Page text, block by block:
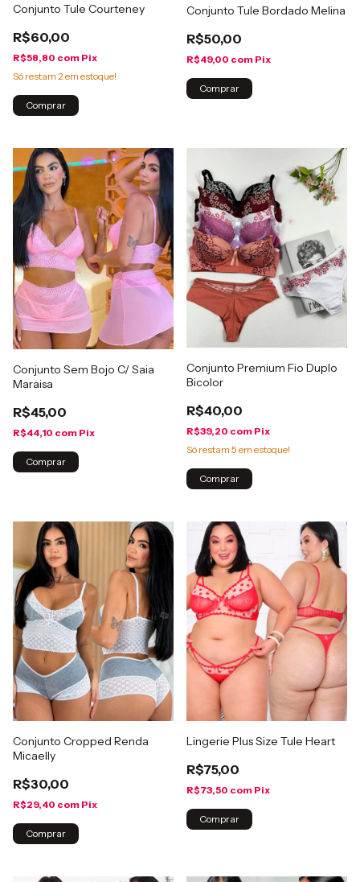
Conjunto Tule Courteney
R$60,00
R$58,80 com Pix
Só restam 2em estoque!
Comprar
Conjunto Tule Bordado Melina
R$50,00
R$49,00 com Pix
Comprar
Conjunto Sem Bojo C/ Saia
Maraisa
R$45,00
R$44,10 com Pix
Comprar
Conjunto Premium Fio Duplo
Bicolor
R$40,00
R$39,20 com Pix
Só restam 5 em estoque!
Comprar
Conjunto Cropped Renda
Micaelly
R$30,00
R$29,40 com Pix
Comprar
Lingerie Plus Size Tule Heart
R$75,00
R$73,50 com Pix
Comprar